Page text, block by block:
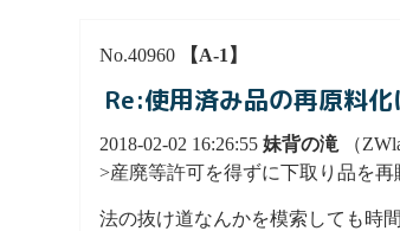
No.40960 【A-1】
Re:使用済み品の再原料化
2018-02-02 16:26:55妹背の滝 （
>産廃等許可を得ずに下取り品を
法の抜け道なんかを模索しても時